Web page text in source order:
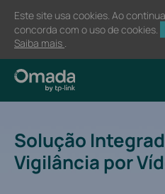
Este site usa cookies. Ao
concorda com o uso de cookies.
Saiba mais .
Solução
Vigilância por